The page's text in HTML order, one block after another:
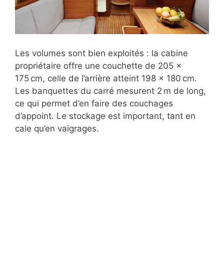
Les volumes sont bien exploités : la cabine
propriétaire offre une couchette de 205 ×
175 cm, celle de l’arrière atteint 198 × 180 cm.
Les banquettes du carré mesurent 2 m de long,
ce qui permet d’en faire des couchages
d’appoint. Le stockage est important, tant en
cale qu’en vaigrages.